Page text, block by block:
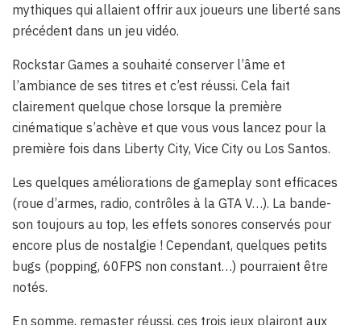
mythiques qui allaient offrir aux joueurs une liberté sans
précédent dans un jeu vidéo.
Rockstar Games a souhaité conserver l’âme et
l’ambiance de ses titres et c’est réussi. Cela fait
clairement quelque chose lorsque la première
cinématique s’achève et que vous vous lancez pour la
première fois dans Liberty City, Vice City ou Los Santos.
Les quelques améliorations de gameplay sont efficaces
(roue d’armes, radio, contrôles à la GTA V…). La bande-
son toujours au top, les effets sonores conservés pour
encore plus de nostalgie ! Cependant, quelques petits
bugs (popping, 60FPS non constant…) pourraient être
notés.
En somme, remaster réussi, ces trois jeux plairont aux